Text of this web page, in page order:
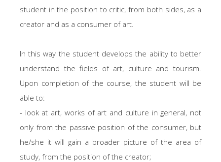
student in the position to critic, from both sides, as a
creator and as a consumer of art.
In this way the student develops the ability to better
understand the fields of art, culture and tourism.
Upon completion of the course, the student will be
able to:
- look at art, works of art and culture in general, not
only from the passive position of the consumer, but
he/she it will gain a broader picture of the area of
study, from the position of the creator;